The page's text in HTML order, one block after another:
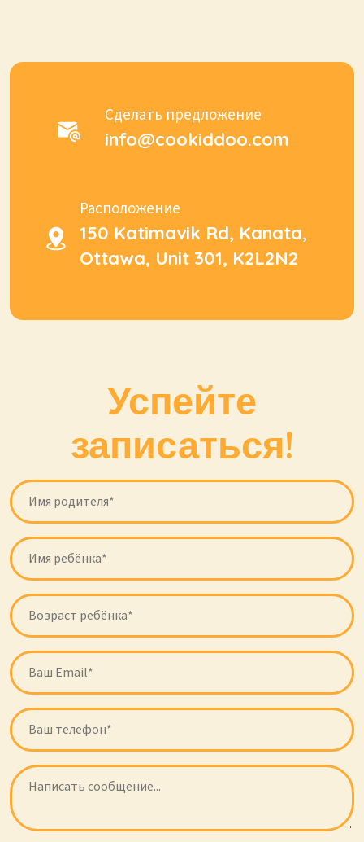
Сделать предложение
info@cookiddoo.com
Расположение
150 Katimavik Rd, Kanata,
Ottawa, Unit 301, K2L2N2
Успейте
записаться!